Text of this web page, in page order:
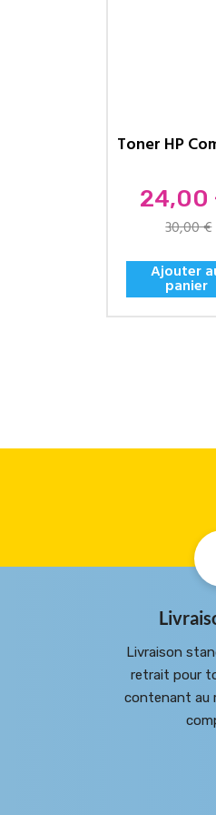
Prix
24,00
30,00 €
Ajouter
panier
Livraison
retrait pour
contenant au